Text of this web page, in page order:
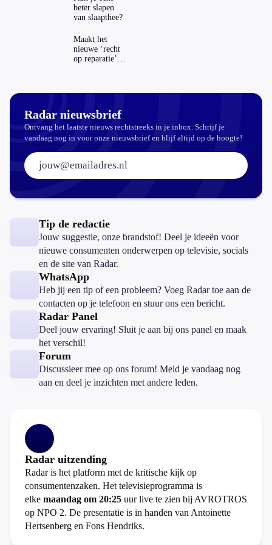
wel veilig?
beter slapen
van slaapthee?
Maakt het
nieuwe ‘recht
op reparatie’
Radar nieuwsbrief
Ontvang het laatste nieuws rechtstreeks in je inbox. Schrijf je
vandaag nog in voor onze nieuwsbrief en blijf altijd op de hoogte!
E-mailadres:
Tip de redactie
Jouw suggestie, onze brandstof! Deel je ideeën voor
nieuwe consumenten onderwerpen op televisie, socials
en de site van Radar.
WhatsApp
Heb jij een tip of een probleem? Voeg Radar toe aan de
contacten op je telefoon en stuur ons een bericht.
Radar Panel
Deel jouw ervaring! Sluit je aan bij ons panel en maak
het verschil!
Forum
Discussieer mee op ons forum! Meld je vandaag nog
aan en deel je inzichten met andere leden.
Radar uitzending
Radar is het platform met de kritische kijk op
consumentenzaken. Het televisieprogramma is
elke maandag om 20:25 uur live te zien bij AVROTROS
op NPO 2. De presentatie is in handen van Antoinette
Hertsenberg en Fons Hendriks.